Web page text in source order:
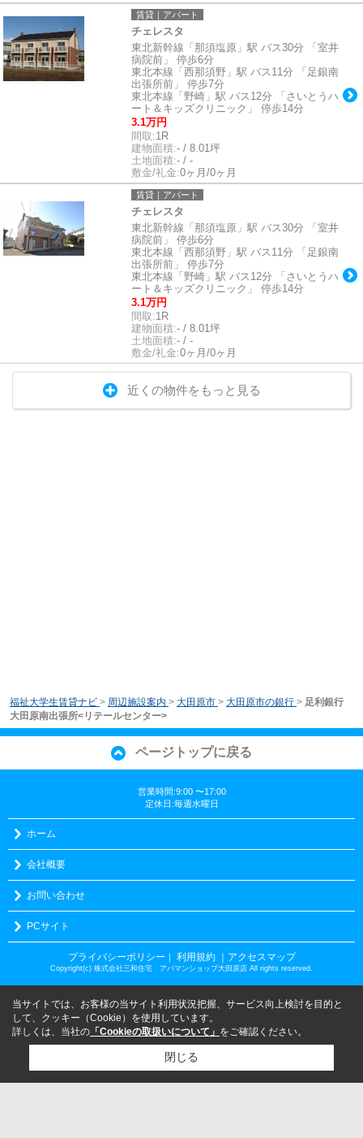
賃貸｜アパート
チェレスタ
東北新幹線「那須塩原」駅 バス30分 「室井
病院前」 停歩6分
東北本線「西那須野」駅 バス11分 「足銀南
出張所前」 停歩7分
東北本線「野崎」駅 バス12分 「さいとうハ
ート＆キッズクリニック」 停歩14分
3.1万円
間取:1R
建物面積:- / 8.01坪
土地面積:- / -
敷金/礼金:0ヶ月/0ヶ月
賃貸｜アパート
チェレスタ
東北新幹線「那須塩原」駅 バス30分 「室井
病院前」 停歩6分
東北本線「西那須野」駅 バス11分 「足銀南
出張所前」 停歩7分
東北本線「野崎」駅 バス12分 「さいとうハ
ート＆キッズクリニック」 停歩14分
3.1万円
間取:1R
建物面積:- / 8.01坪
土地面積:- / -
敷金/礼金:0ヶ月/0ヶ月
近くの物件をもっと見る
福祉大学生賃貸ナビ > 周辺施設案内 > 大田原市 > 大田原市の銀行 > 足利銀行
大田原南出張所<リテールセンター>
ページトップに戻る
営業時間:9:00 〜17:00
定休日:毎週水曜日
ホーム
会社概要
お問い合わせ
PCサイト
プライバシーポリシー ｜ 利用規約 ｜アクセスマップ
Copyright(c) 株式会社三和住宅 アパマンショップ大田原店 All rights reserved.
当サイトでは、お客様の当サイト利用状況把握、サービス向上検討を目的と
して、クッキー（Cookie）を使用しています。
詳しくは、当社の 「Cookieの取扱いについて」 をご確認ください。
閉じる